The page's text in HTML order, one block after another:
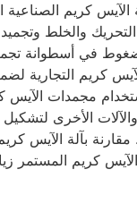
كريم الصناعية
والخلط
في أسطوانة
كريم التجارية
مجمدات الآيس
والآلات الأخرى
بآلة الآيس
كريم المستمر